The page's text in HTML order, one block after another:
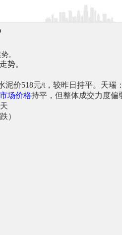
。
势。
价518元/t，较昨日持平。天瑞
市场价格持平，但整体成交力度偏
）